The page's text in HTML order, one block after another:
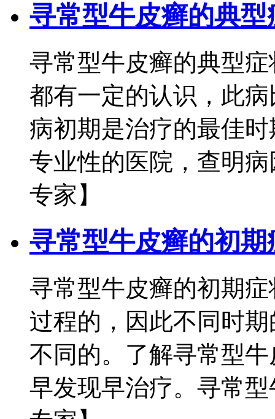
寻常型牛皮癣的典
寻常型牛皮癣的典型
都有一定的认识，此
病初期是治疗的最佳
专业性的医院，查明
专家】
寻常型牛皮癣的初
寻常型牛皮癣的初期
过程的，因此不同时
不同的。了解寻常型
早发现早治疗。寻常